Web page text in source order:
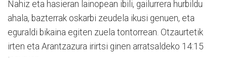
Nahiz eta hasieran lainopean ibili, gailurrera hurbildu
ahala, bazterrak oskarbi zeudela ikusi genuen, eta
eguraldi bikaina egiten zuela tontorrean. Otzaurtetik
irten eta Arantzazura irirtsi ginen arratsaldeko 14:15